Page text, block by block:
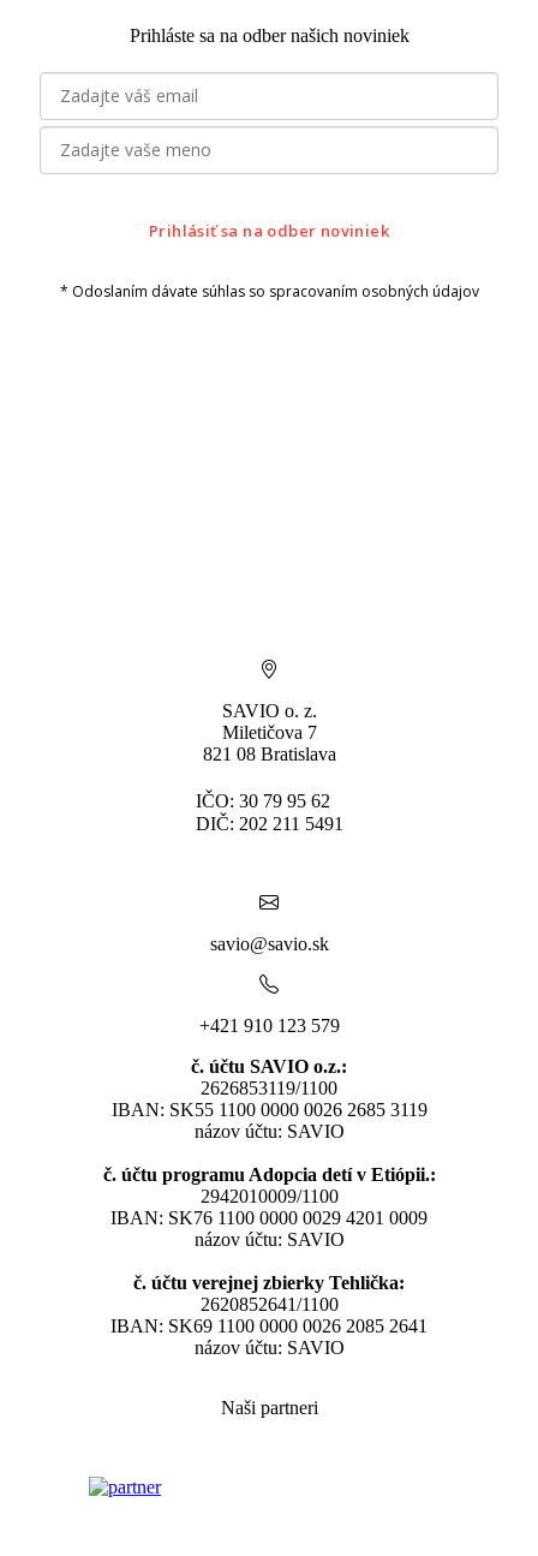
Prihláste sa na odber našich noviniek
Prihlásiť sa na odber noviniek
* Odoslaním dávate súhlas so spracovaním osobných údajov
SAVIO o. z.
Miletičova 7
821 08 Bratislava
IČO: 30 79 95 62
DIČ: 202 211 5491
savio@savio.sk
+421 910 123 579
č. účtu SAVIO o.z.:
2626853119/1100
IBAN: SK55 1100 0000 0026 2685 3119
názov účtu: SAVIO
č. účtu programu Adopcia detí v Etiópii.:
2942010009/1100
IBAN: SK76 1100 0000 0029 4201 0009
názov účtu: SAVIO
č. účtu verejnej zbierky Tehlička:
2620852641/1100
IBAN: SK69 1100 0000 0026 2085 2641
názov účtu: SAVIO
Naši partneri